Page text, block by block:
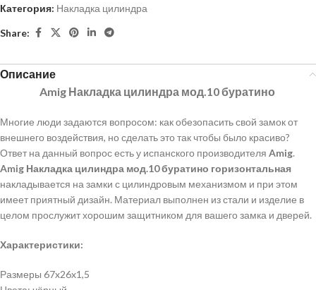
Категория: Накладка цилиндра
Share:
Описание
Amig Накладка цилиндра мод.10 буратино
Многие люди задаются вопросом: как обезопасить свой замок от
внешнего воздействия, но сделать это так чтобы было красиво?
Ответ на данный вопрос есть у испанского производителя Amig.
Amig Накладка цилиндра мод.10 буратино горизонтальная
накладывается на замки с цилиндровым механизмом и при этом
имеет приятный дизайн. Материал выполнен из стали и изделие в
целом прослужит хорошим защитником для вашего замка и дверей.
Характеристики:
Размеры 67x26x1,5